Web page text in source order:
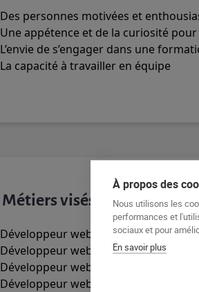
Des personnes motivées et
Une appétence et de la curiosité
L’envie de s’engager dans une
La capacité à travailler en équipe
Métiers visés
Développeur web front-end
Développeur web back-end
Développeur web fullstack
Développeur web mobile
À propos des
Nous utilisons les
performances et
sociaux et pour
En savoir plus